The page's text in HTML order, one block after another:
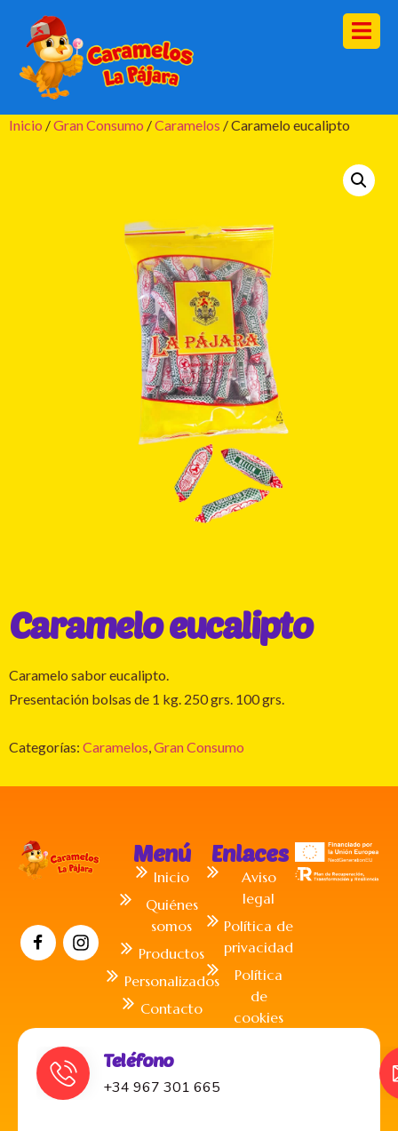
Inicio /Gran Consumo /Caramelos / Caramelo eucalipto
Caramelo eucalipto
Caramelo sabor eucalipto.
Presentación bolsas de 1 kg. 250 grs. 100 grs.
Categorías: Caramelos,Gran Consumo
Teléfono
+34 967 301 665
Menú
Inicio
Quiénes
somos
Productos
Personalizados
Contacto
Enlaces
Aviso
legal
Política de
privacidad
Política
de
cookies